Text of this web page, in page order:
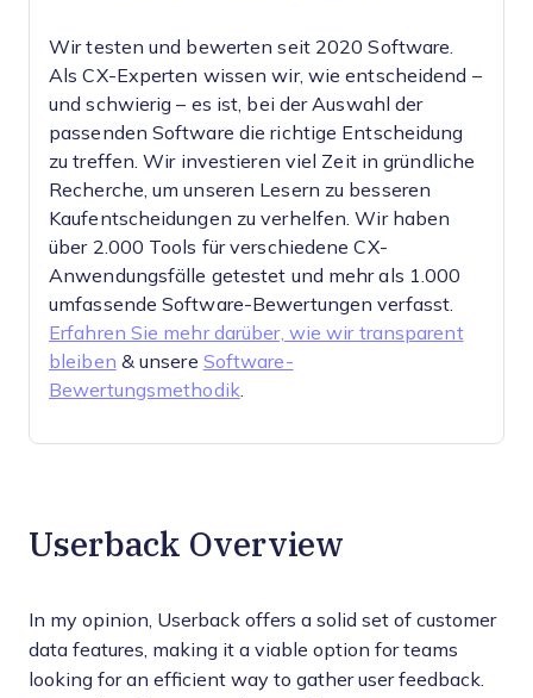
Wir testen und bewerten seit 2020 Software.
Als CX-Experten wissen wir, wie entscheidend –
und schwierig – es ist, bei der Auswahl der
passenden Software die richtige Entscheidung
zu treffen. Wir investieren viel Zeit in gründliche
Recherche, um unseren Lesern zu besseren
Kaufentscheidungen zu verhelfen. Wir haben
über 2.000 Tools für verschiedene CX-
Anwendungsfälle getestet und mehr als 1.000
umfassende Software-Bewertungen verfasst.
Erfahren Sie mehr darüber, wie wir transparent
bleiben & unsere Software-
Bewertungsmethodik
Userback Overview
In my opinion, Userback offers a solid set of customer
data features, making it a viable option for teams
looking for an efficient way to gather user feedback.